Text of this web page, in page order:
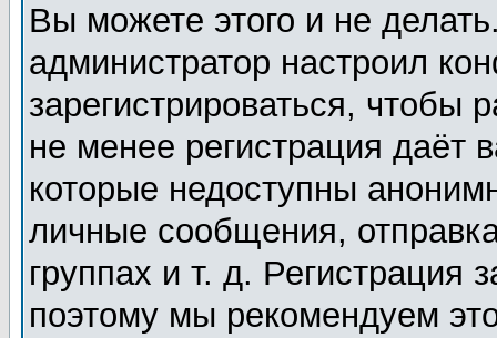
Вы можете этого и не
администратор настроил
зарегистрироваться,
не менее регистрация даёт
которые недоступны
личные сообщения,
группах и т. д. Регистрация
поэтому мы рекомендуем